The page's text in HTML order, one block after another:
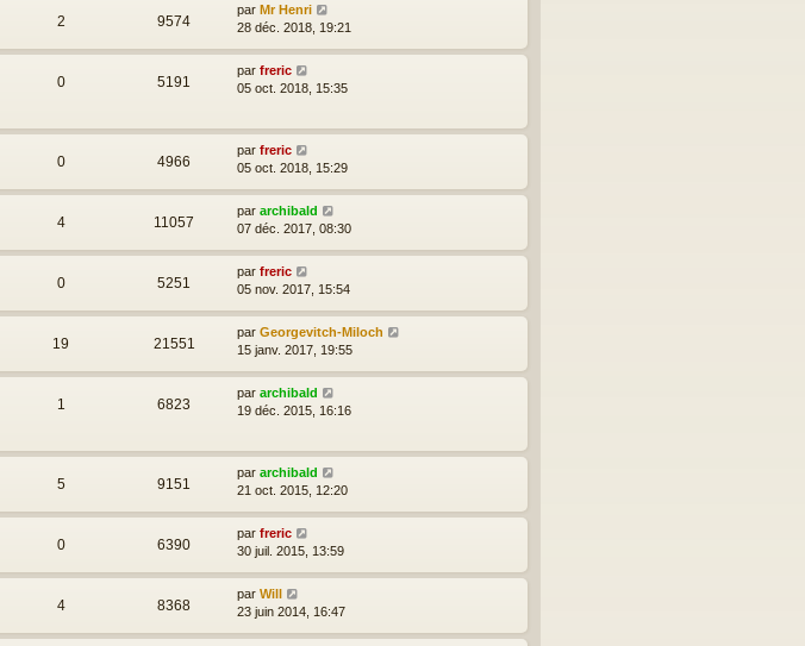
2 9574
par Mr Henri
28 déc. 2018, 19:21
0 5191
par freric
05 oct. 2018, 15:35
0 4966
par freric
05 oct. 2018, 15:29
4 11057
par archibald
07 déc. 2017, 08:30
0 5251
par freric
05 nov. 2017, 15:54
19 21551
par Georgevitch-Miloch
15 janv. 2017, 19:55
1 6823
par archibald
19 déc. 2015, 16:16
5 9151
par archibald
21 oct. 2015, 12:20
0 6390
par freric
30 juil. 2015, 13:59
4 8368
par Will
23 juin 2014, 16:47